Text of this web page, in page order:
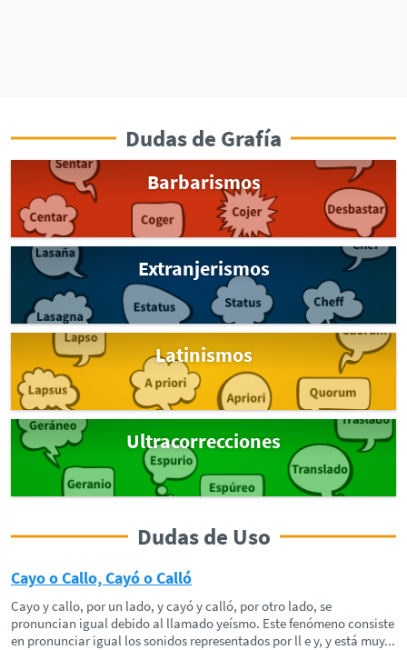
Dudas de Grafía
Barbarismos
Extranjerismos
Latinismos
Ultracorrecciones
Dudas de Uso
Cayo o Callo, Cayó o Calló
Cayo y callo, por un lado, y cayó y calló, por otro lado, se
pronuncian igual debido al llamado yeísmo. Este fenómeno consiste
en pronunciar igual los sonidos representados por ll e y, y está muy...